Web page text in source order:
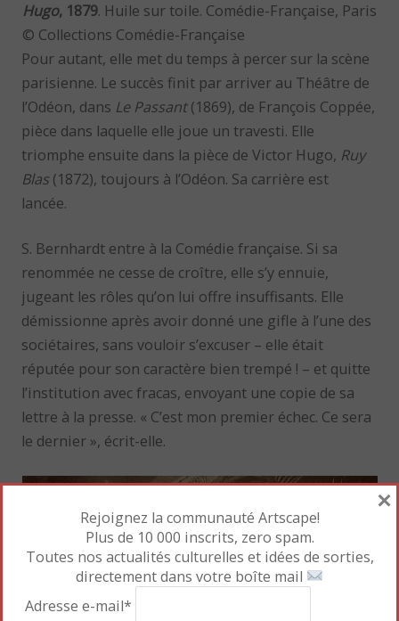
Hugo, 1879. Huile sur toile. Comédie-Française, Paris
© Collections Comédie-Française
Pour autant, elle met du temps à percer sur la scène
parisienne. Le succès finit par arriver au Théâtre de
l’Odéon, dans Le Passant(1869), de François Coppée,
pièce dans laquelle elle joue un travesti. Elle
triomphe ensuite dans la pièce de Victor Hugo, Ruy
Blas (1872), toujours à l’Odéon. Sa carrière est
lancée.
S. Bernhardt entre à la Comédie française. Si sa
renommée ne cesse de croître, elle s’y ennuie,
jugeant les rôles qu’on lui offre insuffisants. Elle
démissionne après avoir donné une gifle à l’une des
sociétaires, sans vouloir s’excuser – elle était
réputée pour son caractère bien trempé ! – et quitte
l’institution avec fracas, envoyant une copie de sa
lettre à la presse. « C’est mon premier échec. Ce sera
le dernier », écrit-elle.
Rejoignez la communauté Artscape!
Plus de 10 000 inscrits, zero spam.
Toutes nos actualités culturelles et idées de sorties,
directement dans votre boîte mail
Adresse e-mail*
×